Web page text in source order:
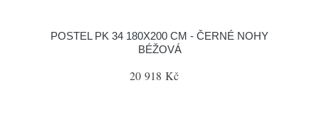
POSTEL PK 34 180X200 CM - ČERNÉ NOHY
BÉŽOVÁ
20 918 Kč